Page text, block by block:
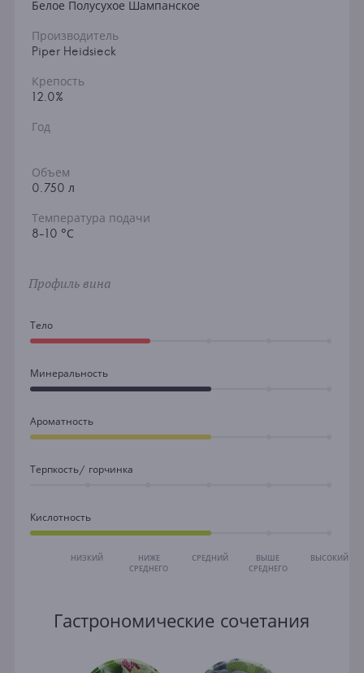
Белое Полусухое Шампанское
Производитель
Piper Heidsieck
Крепость
12.0%
Год
Объем
0.750 л
Температура подачи
8-10 °С
Профиль вина
Тело
Минеральность
Ароматность
Терпкость/ горчинка
Кислотность
НИЗКИЙ
НИЖЕ
СРЕДНЕГО
СРЕДНИЙ
ВЫШЕ
СРЕДНЕГО
ВЫСОКИЙ
Гастрономические сочетания